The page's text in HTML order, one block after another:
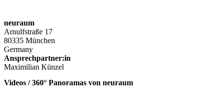
neuraum
Arnulfstraße 17
80335 München
Germany
Ansprechpartner:in
Maximilian Künzel
Videos / 360° Panoramas von neuraum